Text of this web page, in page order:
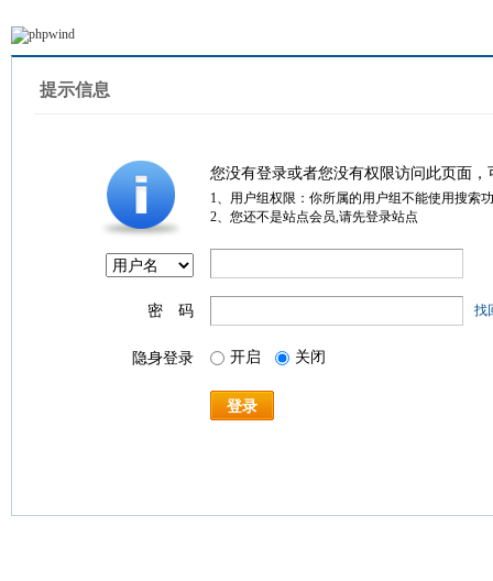
提示信息
您没有登录或者您没有权限访问此页面
1、用户组权限：你所属的用户组不能使用搜索
2、您还不是站点会员,请先登录站点
密 码 找
隐身登录 开启 关闭
登录